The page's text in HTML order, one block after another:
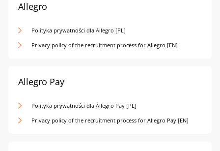
Allegro
Polityka prywatności dla Allegro [PL]
Privacy policy of the recruitment process for Allegro [EN]
Allegro Pay
Polityka prywatności dla Allegro Pay [PL]
Privacy policy of the recruitment process for Allegro Pay [EN]